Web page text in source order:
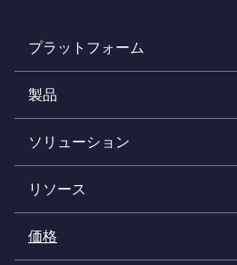
プラットフォーム
製品
ソリューション
リソース
価格